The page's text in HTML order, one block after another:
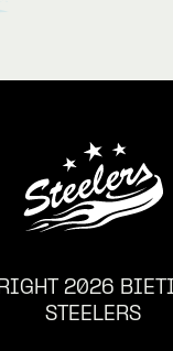
2026
STEELERS